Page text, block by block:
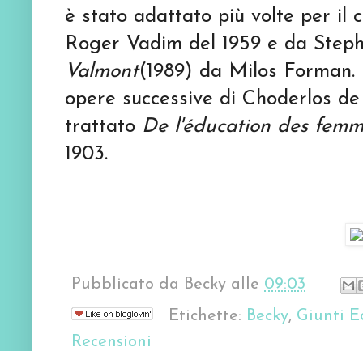
è stato adattato più volte per il
Roger Vadim del 1959 e da
Valmont(1989) da Milos
opere successive di Choderlos
trattato De l'éducation des
1903.
Pubblicato da Becky alle 09:03
Etichette: Becky, Giunti
Recensioni